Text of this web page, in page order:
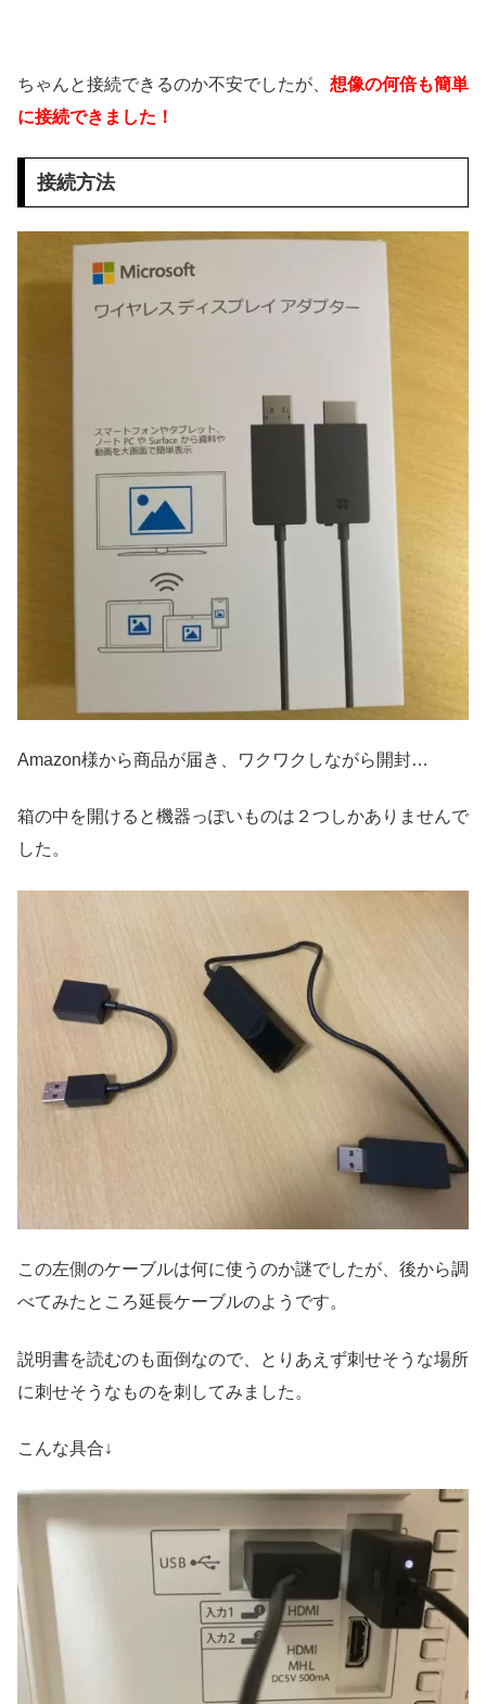
ちゃんと接続できるのか不安でしたが、 想像の何倍も簡単
に接続できました！
接続方法
Amazon様から商品が届き、ワクワクしながら開封…
箱の中を開けると機器っぽいものは２つしかありませんで
した。
この左側のケーブルは何に使うのか謎でしたが、後から調
べてみたところ延長ケーブルのようです。
説明書を読むのも面倒なので、とりあえず刺せそうな場所
に刺せそうなものを刺してみました。
こんな具合↓